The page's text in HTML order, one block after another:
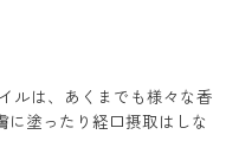
ルは、あくまでも様々な香
に塗ったり経口摂取はしな